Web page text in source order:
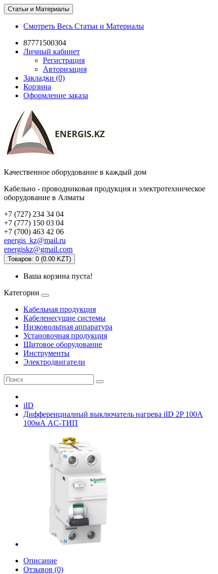
Статьи и Материалы
Смотреть Весь Статьи и Материалы
87771500304
Личный кабинет
Регистрация
Авторизация
Закладки (0)
Корзина
Оформление заказа
Качественное оборудование в каждый дом
Кабельно - проводниковая продукция и электротехническое
оборудование в Алматы
+7 (727) 234 34 04
+7 (777) 150 03 04
+7 (700) 463 42 06
energis_kz@mail.ru
energiskz@gmail.com
Товаров: 0 (0.00 KZT)
Ваша корзина пуста!
Категории
Кабельная продукция
Кабеленесущие системы
Низковольтная аппаратура
Установочная продукция
Щитовое оборудование
Инструменты
Электродвигатели
iID
Дифференциалный выключатель нагрева iID 2P 100A
100мА AC-ТИП
Описание
Отзывов (0)